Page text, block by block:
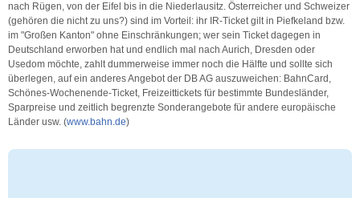
nach Rügen, von der Eifel bis in die Niederlausitz. Österreicher und Schweizer
(gehören die nicht zu uns?) sind im Vorteil: ihr IR-Ticket gilt in Piefkeland bzw.
im "Großen Kanton" ohne Einschränkungen; wer sein Ticket dagegen in
Deutschland erworben hat und endlich mal nach Aurich, Dresden oder
Usedom möchte, zahlt dummerweise immer noch die Hälfte und sollte sich
überlegen, auf ein anderes Angebot der DB AG auszuweichen: BahnCard,
Schönes-Wochenende-Ticket, Freizeittickets für bestimmte Bundesländer,
Sparpreise und zeitlich begrenzte Sonderangebote für andere europäische
Länder usw. (www.bahn.de)